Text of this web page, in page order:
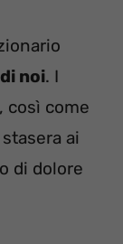
noi. I
così come
ai
di dolore